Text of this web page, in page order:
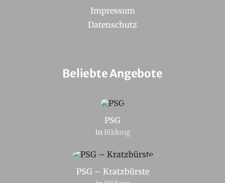
Impressum
Datenschutz
Beliebte Angebote
PSG
in Bildung
PSG – Kratzbürste